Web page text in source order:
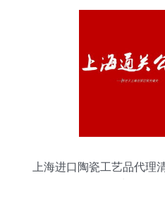
上海进口陶瓷工艺品代理